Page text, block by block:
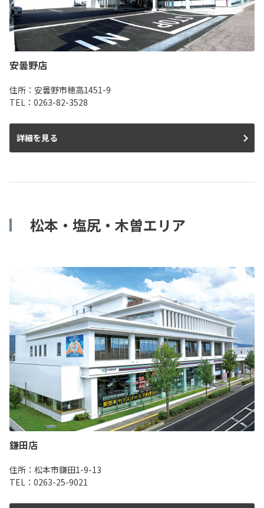
安曇野店
住所：安曇野市穂高1451-9
TEL：0263-82-3528
詳細を見る
松本・塩尻・木曽エリア
鎌田店
住所：松本市鎌田1-9-13
TEL：0263-25-9021